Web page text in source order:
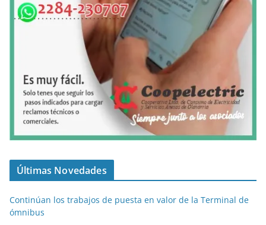
Últimas Novedades
Continúan los trabajos de puesta en valor de la Terminal de
ómnibus